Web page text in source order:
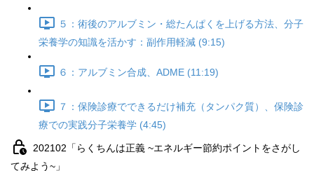
５：術後のアルブミン・総たんぱくを上げる方法、分子
栄養学の知識を活かす：副作用軽減 (9:15)
６：アルブミン合成、ADME (11:19)
７：保険診療でできるだけ補充（タンパク質）、保険診
療での実践分子栄養学 (4:45)
202102「らくちんは正義 ~エネルギー節約ポイントをさがし
てみよう~」